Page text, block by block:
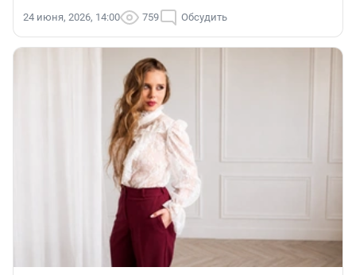
24 июня, 2026, 14:00 759 Обсудить